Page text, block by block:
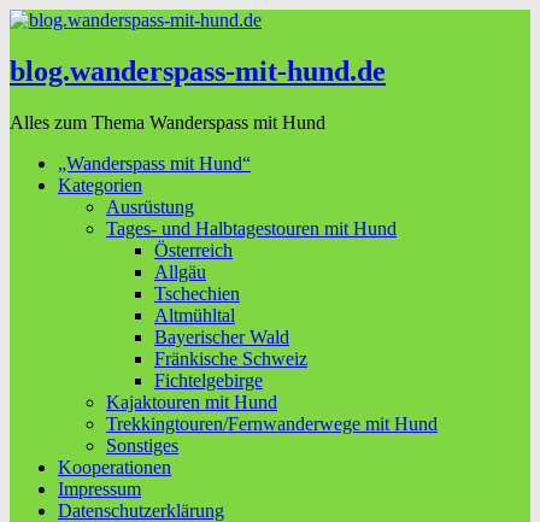
blog.wanderspass-mit-hund.de
Alles zum Thema Wanderspass mit Hund
„Wanderspass mit Hund“
Kategorien
Ausrüstung
Tages- und Halbtagestouren mit Hund
Österreich
Allgäu
Tschechien
Altmühltal
Bayerischer Wald
Fränkische Schweiz
Fichtelgebirge
Kajaktouren mit Hund
Trekkingtouren/Fernwanderwege mit Hund
Sonstiges
Kooperationen
Impressum
Datenschutzerklärung